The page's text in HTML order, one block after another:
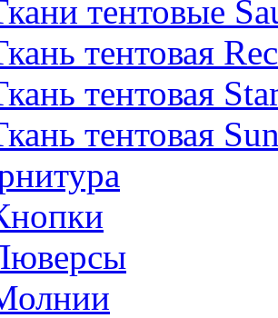
тентовые
тентовая
тентовая
тентовая